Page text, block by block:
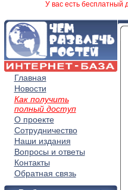
У вас есть бесплатный
Главная
Новости
Как получить
полный доступ
О проекте
Сотрудничество
Наши издания
Вопросы и ответы
Контакты
Обратная связь